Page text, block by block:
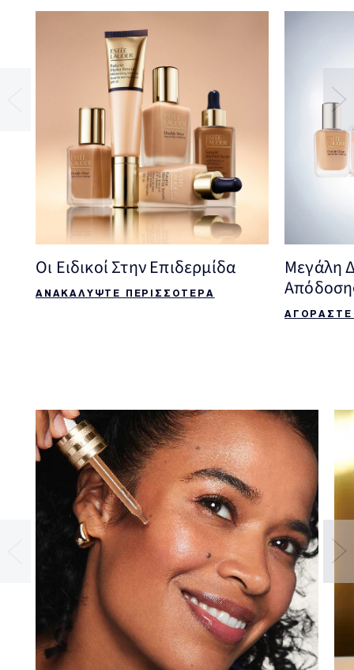
Οι Ειδικοί Στην Επιδερμίδα
ΑΝΑΚΑΛΥΨΤΕ ΠΕΡΙΣΣΟΤΕΡΑ
Μεγάλη